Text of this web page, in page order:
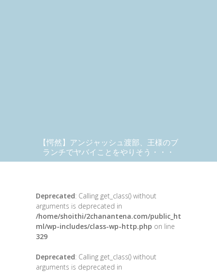
【愕然】アンジャッシュ渡部、王様のブ
ランチでヤバイことをやりそう・・・
Deprecated: Calling get_class() without
arguments is deprecated in
/home/shoithi/2chanantena.com/public_ht
ml/wp-includes/class-wp-http.php on line
329
Deprecated: Calling get_class() without
arguments is deprecated in